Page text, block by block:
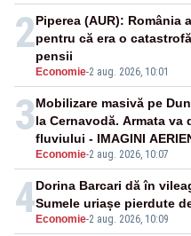
2
Economie-2 aug. 2026, 10:01
Piperea (AUR): România
pentru că era o
pensii
3
Economie-2 aug. 2026, 10:07
Mobilizare masivă pe
la Cernavodă. Armata
fluviului - IMAGINI
4 Economie-2 aug. 2026, 10:09
Dorina Barcari dă în
Sumele uriașe pierdute